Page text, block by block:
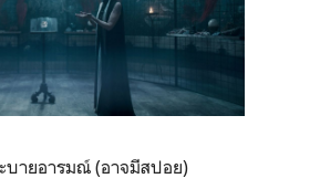
บายอารมณ์ (อาจมีสปอย)